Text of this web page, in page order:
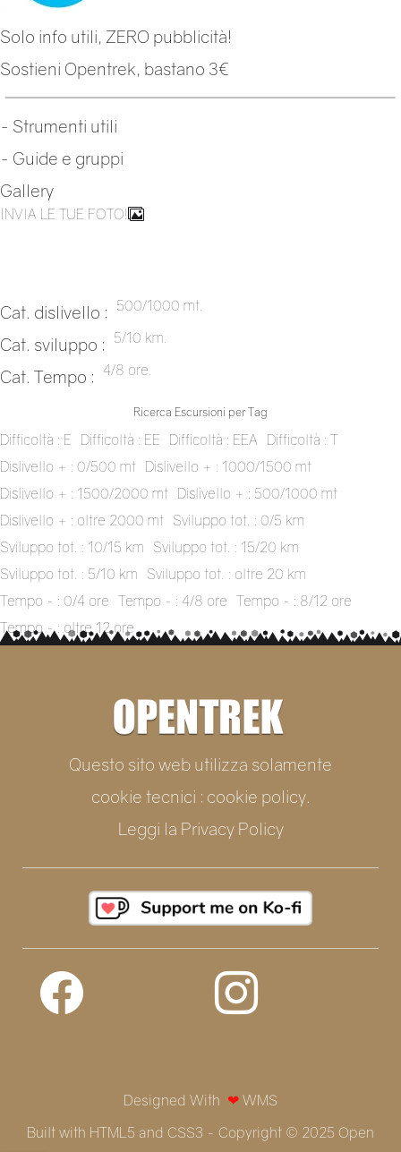
Solo info utili, ZERO pubblicità!
Sostieni Opentrek, bastano 3€
- Strumenti utili
- Guide e gruppi
Gallery
INVIA LE TUE FOTO!
Cat. dislivello : 500/1000 mt.
Cat. sviluppo : 5/10 km.
Cat. Tempo : 4/8 ore.
Ricerca Escursioni per Tag
Difficoltà : E Difficoltà : EE Difficoltà : EEA Difficoltà : T
Dislivello + : 0/500 mt Dislivello + : 1000/1500 mt
Dislivello + : 1500/2000 mt Dislivello + : 500/1000 mt
Dislivello + : oltre 2000 mt Sviluppo tot. : 0/5 km
Sviluppo tot. : 10/15 km Sviluppo tot. : 15/20 km
Sviluppo tot. : 5/10 km Sviluppo tot. : oltre 20 km
Tempo ~ : 0/4 ore Tempo ~ : 4/8 ore Tempo ~ : 8/12 ore
Tempo ~ : oltre 12 ore
Questo sito web utilizza solamente
cookie tecnici : cookie policy.
Leggi la Privacy Policy
Designed With ❤ WMS
Built with HTML5 and CSS3 - Copyright © 2025 Open